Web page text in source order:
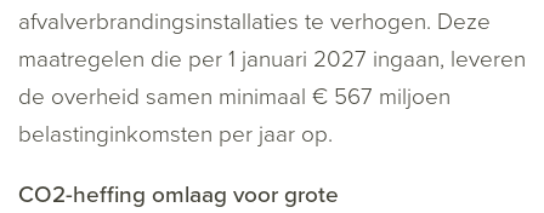
afvalverbrandingsinstallaties te verhogen. Deze
maatregelen die per 1 januari 2027 ingaan, leveren
de overheid samen minimaal € 567 miljoen
belastinginkomsten per jaar op.
CO2-heffing omlaag voor grote